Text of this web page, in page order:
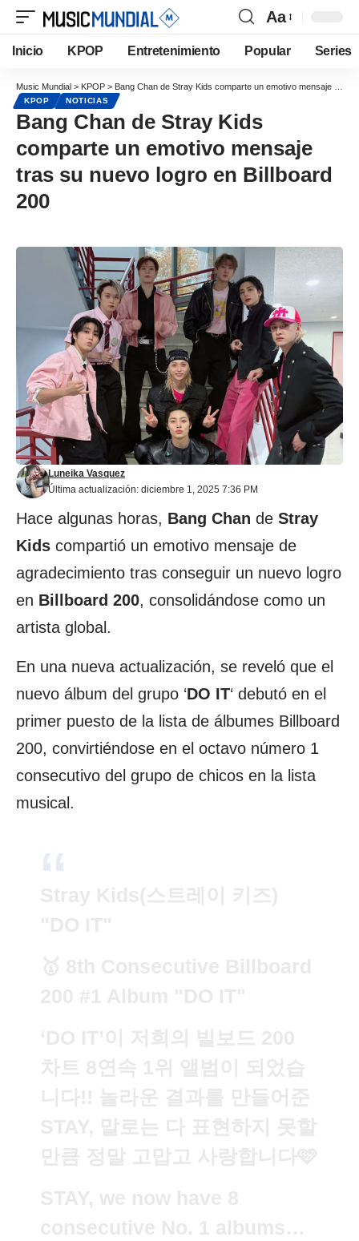
Aa
Inicio KPOP Entretenimiento Popular Series
Music Mundial > KPOP > Bang Chan de Stray Kids comparte un emotivo mensaje tras su nuevo logro en Billboard 200
KPOP NOTICIAS
Bang Chan de Stray Kids
comparte un emotivo mensaje
tras su nuevo logro en Billboard
200
Última actualización: diciembre 1, 2025 7:36 PM
Luneika Vasquez
Hace algunas horas, Bang Chan de Stray
Kids compartió un emotivo mensaje de
agradecimiento tras conseguir un nuevo logro
en Billboard 200, consolidándose como un
artista global.
En una nueva actualización, se reveló que el
nuevo álbum del grupo ‘DO IT‘ debutó en el
primer puesto de la lista de álbumes Billboard
200, convirtiéndose en el octavo número 1
consecutivo del grupo de chicos en la lista
musical.